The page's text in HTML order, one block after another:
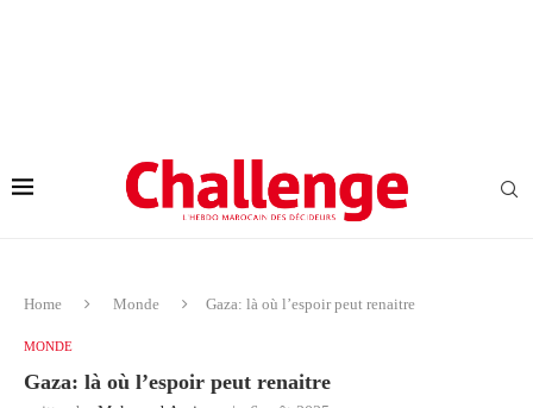
Home Monde Gaza: là où l’espoir peut renaitre
MONDE
Gaza: là où l’espoir peut renaitre